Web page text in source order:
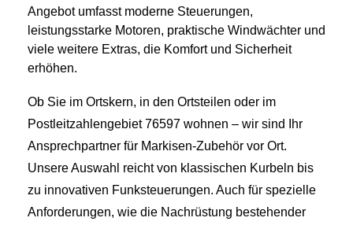
Angebot umfasst moderne Steuerungen,
leistungsstarke Motoren, praktische Windwächter und
viele weitere Extras, die Komfort und Sicherheit
erhöhen.
Ob Sie im Ortskern, in den Ortsteilen oder im
Postleitzahlengebiet 76597 wohnen – wir sind Ihr
Ansprechpartner für Markisen-Zubehör vor Ort.
Unsere Auswahl reicht von klassischen Kurbeln bis
zu innovativen Funksteuerungen. Auch für spezielle
Anforderungen, wie die Nachrüstung bestehender